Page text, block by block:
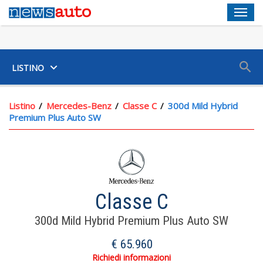
LISTINO
Listino Mercedes-Benz Classe C
300d Mild Hybrid
Premium Plus Auto SW
Classe C
300d Mild Hybrid Premium Plus Auto SW
€ 65.960
Richiedi informazioni
Servosterzo Ad Assistenza Variabile E Elettrico
Volante In Alluminio+pelle Reg. Elettricamente, Reg. In
Altezza, Reg. In Profondità, Multifunzione E Comandi Touch
Portabicchiere Ai Sedili Anteriori E Sedili Post.
Nero Pianoforte Sulle Portiere E Look Alluminio Sul